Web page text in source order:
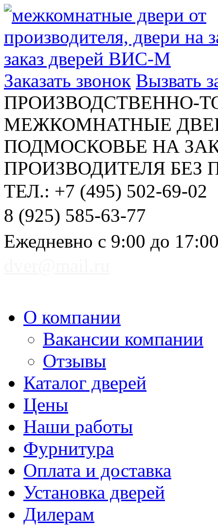
Заказать звонок Вызвать
ПРОИЗВОДСТВЕННО-
МЕЖКОМНАТНЫЕ
ПОДМОСКОВЬЕ НА
ПРОИЗВОДИТЕЛЯ БЕЗ
ТЕЛ.: +7 (495) 502-69-02
8 (925) 585-63-77
Ежедневно с 9:00 до
О компании
Вакансии компании
Отзывы
Каталог дверей
Цены
Наши работы
Фурнитура
Оплата и доставка
Установка дверей
Дилерам